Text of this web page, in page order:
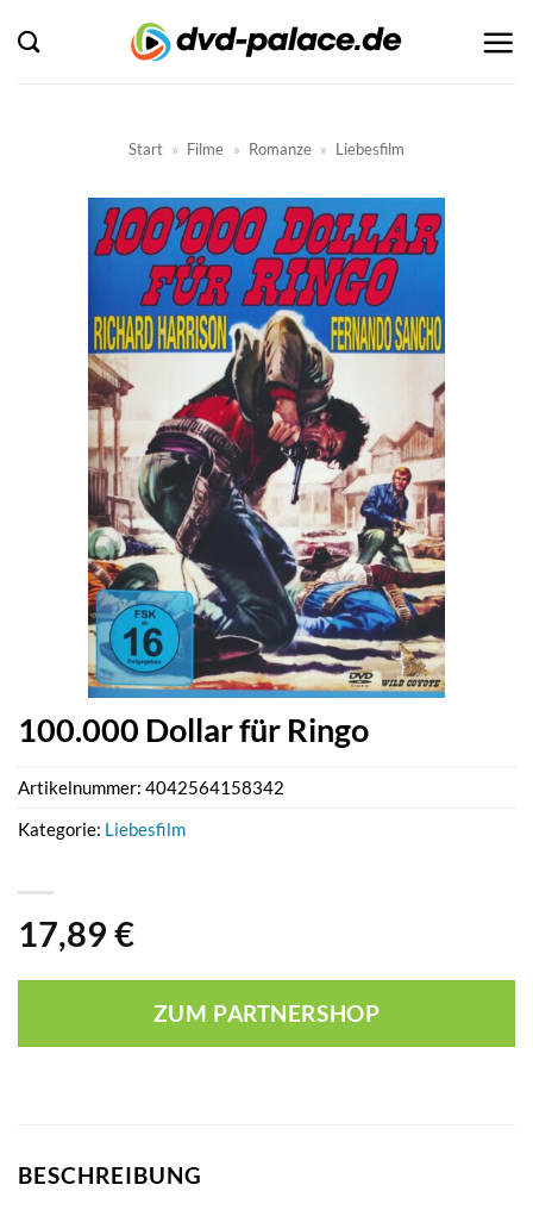
Inhalt
springen
Start » Filme » Romanze » Liebesfilm
100.000 Dollar für Ringo
17,89 €
ZUM PARTNERSHOP
Artikelnummer: 4042564158342
Kategorie: Liebesfilm
BESCHREIBUNG